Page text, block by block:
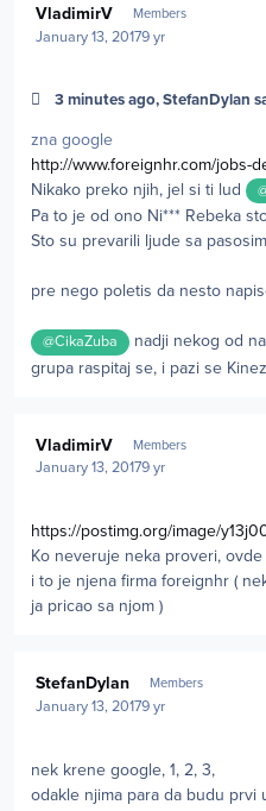
VladimirV Members
January 13, 20179 yr
3 minutes ago, StefanDylan
zna google
http://www.foreignhr.com/jobs-
Nikako preko njih, jel si ti lud
Pa to je od ono Ni*** Rebeka
Sto su prevarili ljude sa
pre nego poletis da nesto
@CikaZuba
nadji nekog od
grupa raspitaj se, i pazi se
VladimirV Members
January 13, 20179 yr
https://postimg.org/image/
Ko neveruje neka proveri,
i to je njena firma foreignhr (
ja pricao sa njom )
StefanDylan Members
January 13, 20179 yr
nek krene google, 1, 2, 3,
odakle njima para da budu prvi